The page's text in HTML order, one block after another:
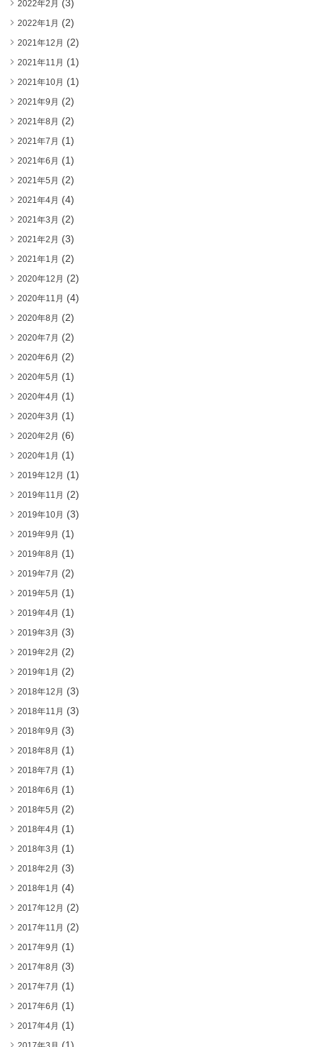
2022年2月 (3)
2022年1月 (2)
2021年12月 (2)
2021年11月 (1)
2021年10月 (1)
2021年9月 (2)
2021年8月 (2)
2021年7月 (1)
2021年6月 (1)
2021年5月 (2)
2021年4月 (4)
2021年3月 (2)
2021年2月 (3)
2021年1月 (2)
2020年12月 (2)
2020年11月 (4)
2020年8月 (2)
2020年7月 (2)
2020年6月 (2)
2020年5月 (1)
2020年4月 (1)
2020年3月 (1)
2020年2月 (6)
2020年1月 (1)
2019年12月 (1)
2019年11月 (2)
2019年10月 (3)
2019年9月 (1)
2019年8月 (1)
2019年7月 (2)
2019年5月 (1)
2019年4月 (1)
2019年3月 (3)
2019年2月 (2)
2019年1月 (2)
2018年12月 (3)
2018年11月 (3)
2018年9月 (3)
2018年8月 (1)
2018年7月 (1)
2018年6月 (1)
2018年5月 (2)
2018年4月 (1)
2018年3月 (1)
2018年2月 (3)
2018年1月 (4)
2017年12月 (2)
2017年11月 (2)
2017年9月 (1)
2017年8月 (3)
2017年7月 (1)
2017年6月 (1)
2017年4月 (1)